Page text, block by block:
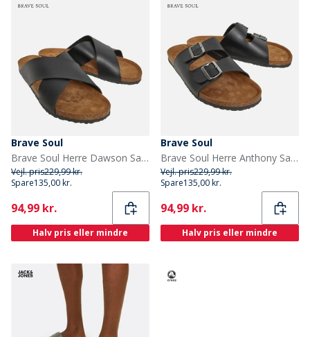
Brave Soul
Brave Soul Herre Dawson Sandaler Sort
Vejl. pris229,99 kr.
Spare135,00 kr.
Current
94,99 kr.
Halv pris eller mindre
Brave Soul
Brave Soul Herre Anthony Sandaler Sort
Vejl. pris229,99 kr.
Spare135,00 kr.
Current
94,99 kr.
Halv pris eller mindre